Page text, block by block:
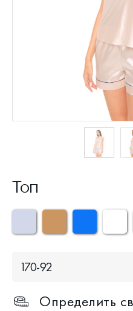
Топ
170-92
Определить